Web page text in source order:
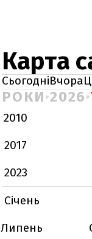
Карта
СьогодніВчора
РОКИ 2026
2010
2017
2023
Січень
Липень